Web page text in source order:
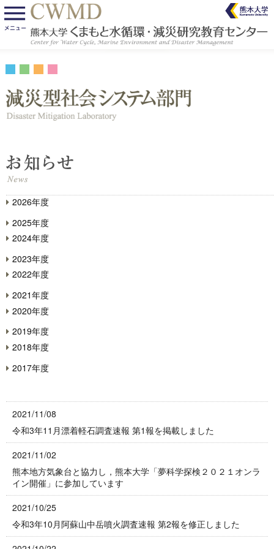
2026年度
2025年度
2024年度
2023年度
2022年度
2021年度
2020年度
2019年度
2018年度
2017年度
2021/11/08
令和3年11月漂着軽石調査速報 第1報を掲載しました
2021/11/02
熊本地方気象台と協力し，熊本大学「夢科学探検２０２１オンラ
イン開催」に参加しています
2021/10/25
令和3年10月阿蘇山中岳噴火調査速報 第2報を修正しました